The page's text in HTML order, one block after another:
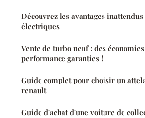
Découvrez les avantages
électriques
Vente de turbo neuf : des
performance garanties !
Guide complet pour choisir un
renault
Guide d'achat d'une voiture de